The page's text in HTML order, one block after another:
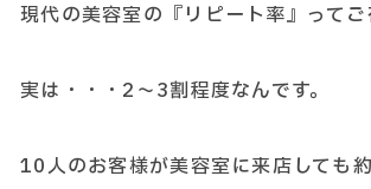
現代の美容室の『リピート率』ってご
実は・・・2～3割程度なんです。
10人のお客様が美容室に来店しても